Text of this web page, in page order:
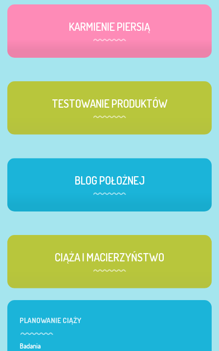
KARMIENIE PIERSIĄ
TESTOWANIE PRODUKTÓW
BLOG POŁOŻNEJ
CIĄŻA I MACIERZYŃSTWO
PLANOWANIE CIĄŻY
Badania